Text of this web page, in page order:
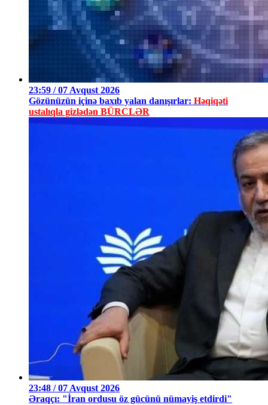
23:59 / 07 Avqust 2026
Gözünüzün içinə baxıb yalan danışırlar: Həqiqəti
ustalıqla gizlədən BÜRCLƏR
23:48 / 07 Avqust 2026
Əraqçı: "İran ordusu öz gücünü nümayiş etdirdi"